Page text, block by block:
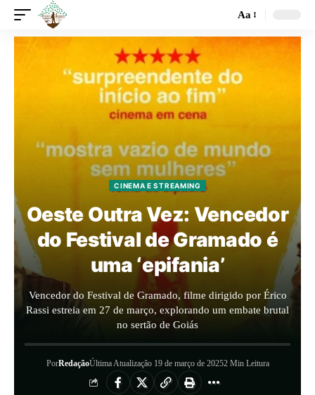
Aa
CINEMA E STREAMING
Oeste Outra Vez: Vencedor
do Festival de Gramado é
uma ‘epifania’
Vencedor do Festival de Gramado, filme dirigido por Érico
Rassi estreia em 27 de março, explorando um embate brutal
no sertão de Goiás
PorRedaçãoÚltima Atualização 19 de março de 20252 Min Leitura